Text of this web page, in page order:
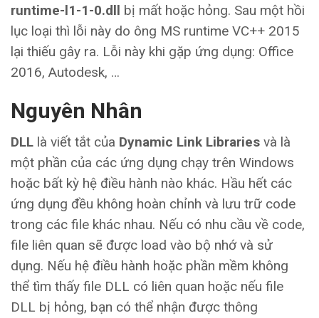
runtime-l1-1-0.dll bị mất hoặc hỏng. Sau một hồi
lục loại thì lỗi này do ông MS runtime VC++ 2015
lại thiếu gây ra. Lỗi này khi gặp ứng dụng: Office
2016, Autodesk, …
Nguyên Nhân
DLL là viết tắt của Dynamic Link Libraries và là
một phần của các ứng dụng chạy trên Windows
hoặc bất kỳ hệ điều hành nào khác. Hầu hết các
ứng dụng đều không hoàn chỉnh và lưu trữ code
trong các file khác nhau. Nếu có nhu cầu về code,
file liên quan sẽ được load vào bộ nhớ và sử
dụng. Nếu hệ điều hành hoặc phần mềm không
thể tìm thấy file DLL có liên quan hoặc nếu file
DLL bị hỏng, bạn có thể nhận được thông